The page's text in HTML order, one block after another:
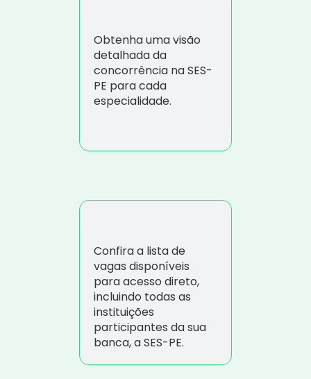
Obtenha uma visão
detalhada da
concorrência na SES-
PE para cada
especialidade.
Confira a lista de
vagas disponíveis
para acesso direto,
incluindo todas as
instituições
participantes da sua
banca, a SES-PE.